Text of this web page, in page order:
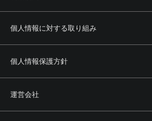
個人情報に対する取り組み
個人情報保護方針
運営会社